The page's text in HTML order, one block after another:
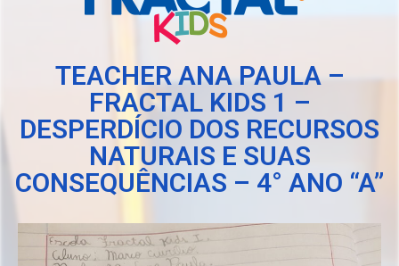
TEACHER ANA PAULA –
FRACTAL KIDS 1 –
DESPERDÍCIO DOS RECURSOS
NATURAIS E SUAS
CONSEQUÊNCIAS – 4° ANO “A”